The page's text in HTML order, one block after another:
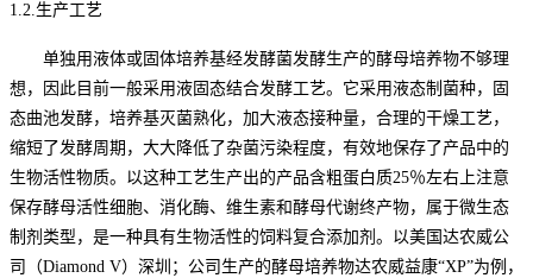
1.2.生产工艺
单独用液体或固体培养基经发酵菌发酵生产的酵母培养物不够理
想，因此目前一般采用液固态结合发酵工艺。它采用液态制菌种，固
态曲池发酵，培养基灭菌熟化，加大液态接种量，合理的干燥工艺，
缩短了发酵周期，大大降低了杂菌污染程度，有效地保存了产品中的
生物活性物质。以这种工艺生产出的产品含粗蛋白质25％左右上注意
保存酵母活性细胞、消化酶、维生素和酵母代谢终产物，属于微生态
制剂类型，是一种具有生物活性的饲料复合添加剂。以美国达农威公
司（Diamond V）深圳；公司生产的酵母培养物达农威益康“XP”为例，